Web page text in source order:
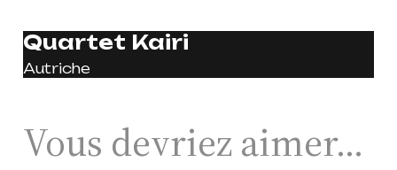
Quartet Kairi
Autriche
Vous devriez aimer…
masterclasses
Projets européens
Pratiques amateurs